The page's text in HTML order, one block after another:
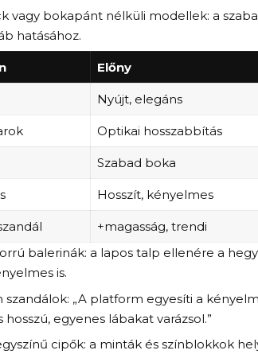
vagy bokapánt nélküli modellek: a
hatásához.
Előny
Nyújt, elegáns
Optikai hosszabbítás
Szabad boka
Hosszít, kényelmes
+magasság, trendi
balerinák: a lapos talp ellenére a
is.
szandálok: „A platform egyesíti a
hosszú, egyenes lábakat varázsol.”
cipők: a minták és színblokkok